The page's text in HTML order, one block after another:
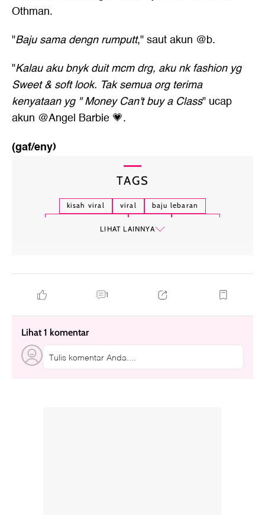
Othman.
"Baju sama dengn rumputt," saut akun @b.
"Kalau aku bnyk duit mcm drg, aku nk fashion yg
Sweet & soft look. Tak semua org terima
kenyataan yg " Money Can't buy a Class" ucap
akun @Angel Barbie 💗.
(gaf/eny)
TAGS
kisah viral viral
baju lebaran
LIHAT LAINNYA
1
Lihat 1 komentar
Tulis komentar Anda....